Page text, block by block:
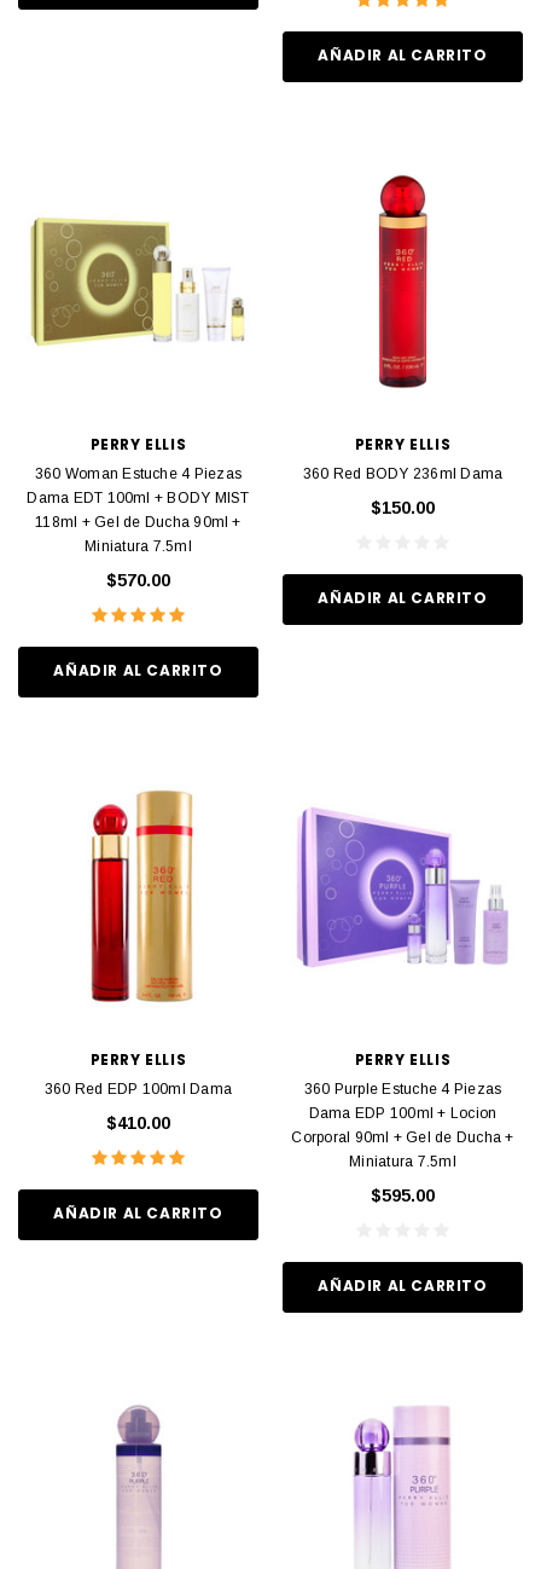
AÑADIR AL CARRITO
PERRY ELLIS
360 Woman Estuche 4 Piezas
Dama EDT 100ml + BODY MIST
118ml + Gel de Ducha 90ml +
Miniatura 7.5ml
$570.00
AÑADIR AL CARRITO
PERRY ELLIS
360 Red BODY 236ml Dama
$150.00
AÑADIR AL CARRITO
PERRY ELLIS
360 Red EDP 100ml Dama
$410.00
AÑADIR AL CARRITO
PERRY ELLIS
360 Purple Estuche 4 Piezas
Dama EDP 100ml + Locion
Corporal 90ml + Gel de Ducha +
Miniatura 7.5ml
$595.00
AÑADIR AL CARRITO